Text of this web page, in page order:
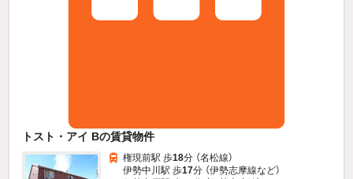
トスト・アイ Bの賃貸物件
権現前駅 歩18分 （名松線）
伊勢中川駅 歩17分 （伊勢志摩線など）